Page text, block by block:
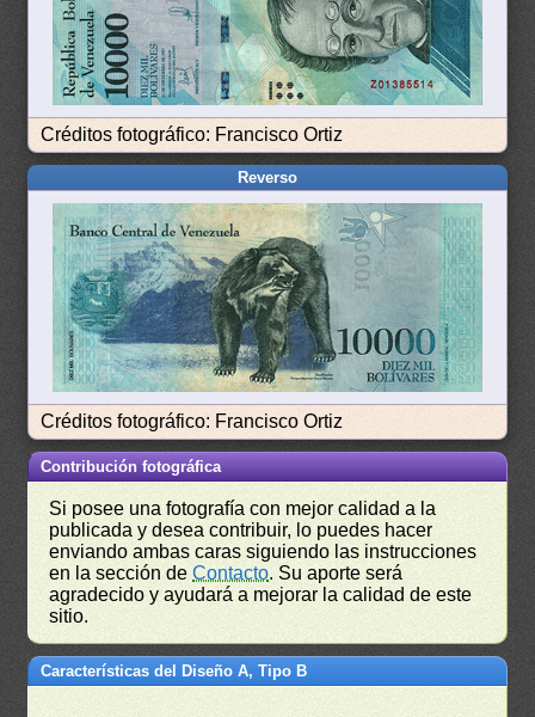
Créditos fotográfico: Francisco Ortiz
Reverso
Créditos fotográfico: Francisco Ortiz
Contribución fotográfica
Si posee una fotografía con mejor calidad a la
publicada y desea contribuir, lo puedes hacer
enviando ambas caras siguiendo las instrucciones
en la sección deContacto. Su aporte será
agradecido y ayudará a mejorar la calidad de este
sitio.
Características del Diseño A, Tipo B